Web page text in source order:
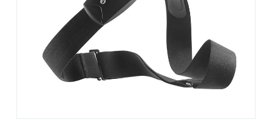
gestes
tels
que
toucher
et
glisser.